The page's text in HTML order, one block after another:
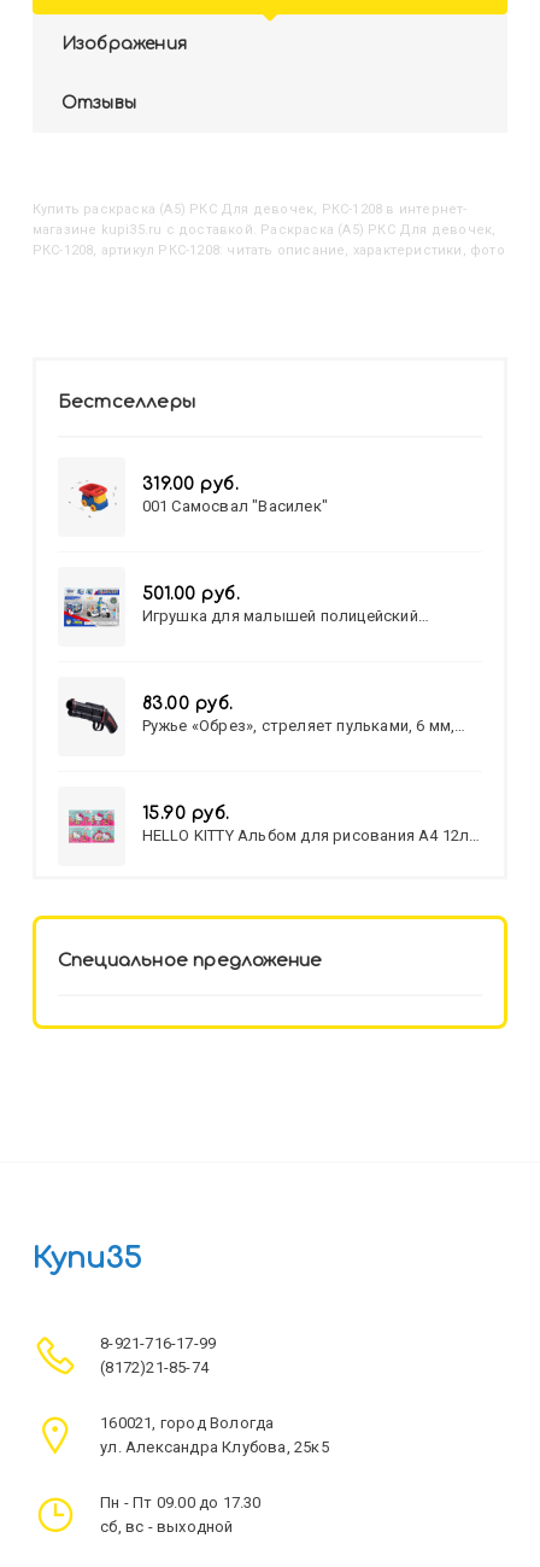
Изображения
Отзывы
Купить Раскраска (А5) РКС Для девочек, РКС-1208 в интернет-
магазине kupi35.ru с доставкой. Раскраска (А5) РКС Для девочек,
РКС-1208, артикул РКС-1208: читать описание, характеристики, фото
Бестселлеры
319.00 руб.
001 Самосвал "Василек"
501.00 руб.
Игрушка для малышей полицейский
83.00 руб.
Ружье «Обрез», стреляет пульками, 6 мм,
15.90 руб.
HELLO KITTY Альбом для рисования А4 12л.
Специальное предложение
Купи35
8-921-716-17-99
(8172)21-85-74
160021, город Вологда
ул. Александра Клубова, 25к5
Пн - Пт 09.00 до 17.30
сб, вс - выходной